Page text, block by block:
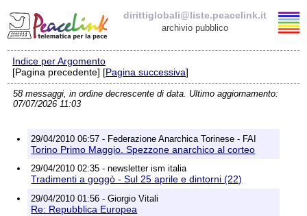
dirittiglobali@liste.peacelink.it
archivio pubblico
Elenco delle liste
dirittiglobali@liste.peacelink.it
Indice per Argomento
[Pagina precedente] [Pagina successiva]
58 messaggi, in ordine decrescente di data. Ultimo aggiornamento:
07/07/2026 11:03
29/04/2010 06:57 - Federazione Anarchica Torinese - FAI
Torino Primo Maggio. Spezzone anarchico al corteo
29/04/2010 02:35 - newsletter ism italia
Tradimenti a goggò - Sul 25 aprile e dintorni (22)
29/04/2010 01:56 - Giorgio Vitali
Re: Repubblica Europea